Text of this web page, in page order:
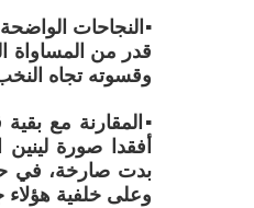
▪️النجاحات
قدر من المساواة
وقسوته تجاه
▪️المقارنة مع
أفقدا صورة
بدت صارخة، في
وعلى خلفية هؤلاء